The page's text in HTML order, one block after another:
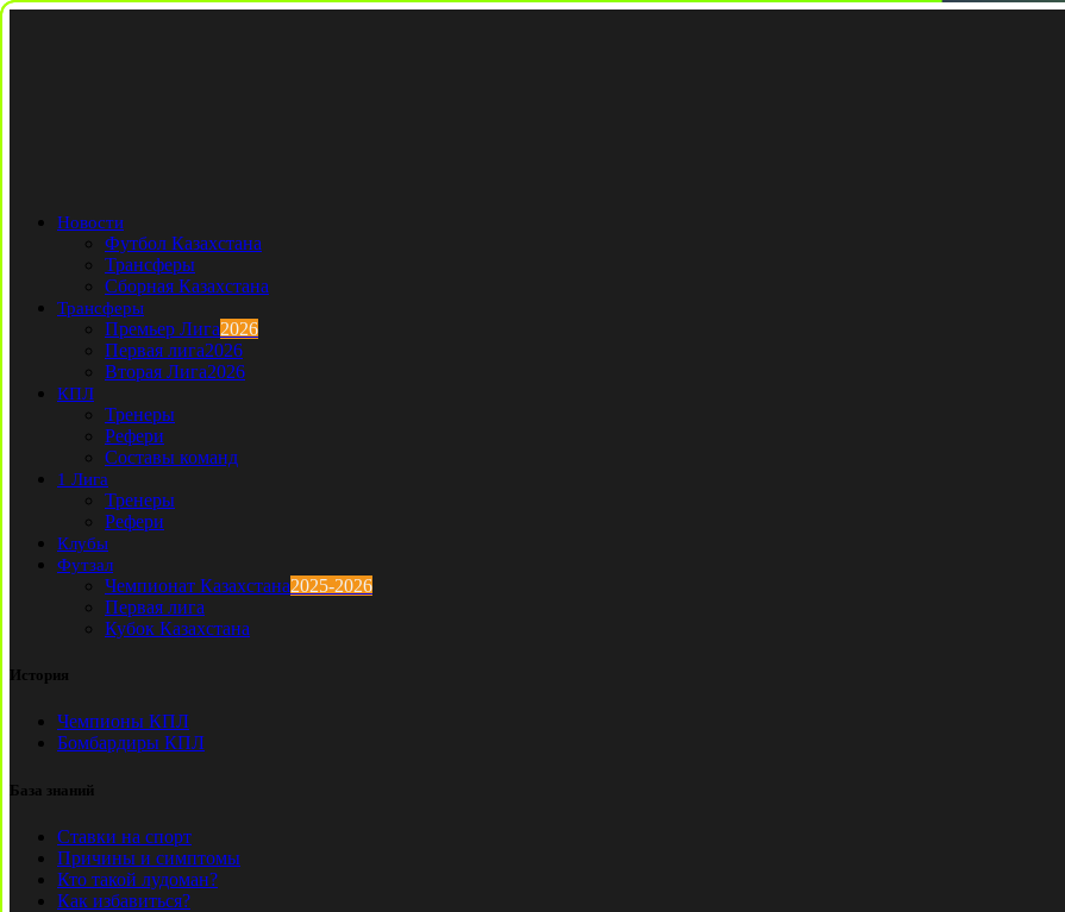
Новости
Футбол Казахстана
Трансферы
Сборная Казахстана
Трансферы
Премьер Лига2026
Первая лига2026
Вторая Лига2026
КПЛ
Тренеры
Рефери
Составы команд
1 Лига
Тренеры
Рефери
Клубы
Футзал
Чемпионат Казахстана2025-2026
Первая лига
Кубок Казахстана
История
Чемпионы КПЛ
Бомбардиры КПЛ
База знаний
Ставки на спорт
Причины и симптомы
Кто такой лудоман?
Как избавиться?